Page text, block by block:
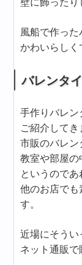
壁に飾ったり
風船で作った
かわいらしく
バレンタ
手作りバレン
ご紹介してき
市販のバレン
教室や部屋の
というので
他のお店でも
す。
近場にそうい
ネット通販で